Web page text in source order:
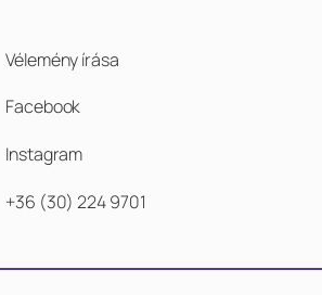
Vélemény írása
Facebook
Instagram
+36 (30) 224 9701